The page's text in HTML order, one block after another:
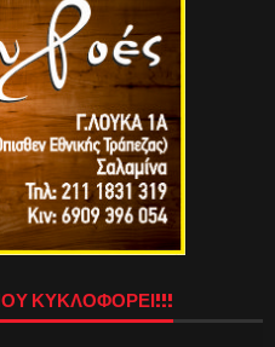
ΚΥΚΛΟΦΟΡΕΙ!!!